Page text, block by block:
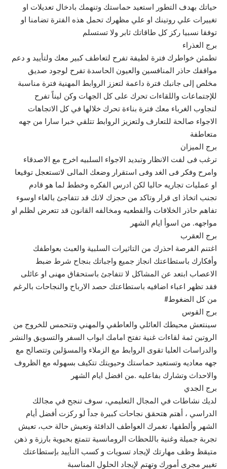
حياتك بهدف التطور استعيد حماستك وتنهمك بادخال تعديلات او
تغييرات علي روتينك او علي مظهرك تحمل هذه الفترة تضامنا او
توفقا نسبيا ركز كل طاقاتك ثابر ولا تستسلم
برج العذراء
تطمئن خواطرك فترة لطيفة تفرح لتعاطف كبير معك ولتأييد و دعم
مواقفك حاذر المنافسين والعيون الحاسدة تفرح لوجود صديق
مخلص إلى جانبك فترة داعمة لتعزز الروابط المهنية فترة مناسبة
للإجتماعات واللقاءات تحرك على كل الجهات وكن ليناً تفرح
لتجاوب الغرباء معك فترة بناءة تحرك خلالها في كل الاتجاهات
الاجواء صالحة للتعارف ولتعزيز الروابط تتلقي خبرا سارا من جهه
متعاطفة
برج الميزان
ترغب فى لفت الانظار وتبديد الاجواء السلبيه اخرج مع الاصدقاء
وامرح وفكر فى الغد وفى استقرار وضعك المالى لاتستعجل توقيعا
او عمليات تجاريه حاليا لكن ادرس الفكره وخطط لما هو قادم
تجنب اتخاذ اى قرار وتاكد من حجزك لانك قد تتفاجئ بالغاء اوسوء
تفاهم حاذر الخلافات والقطعيه ومخالفه القانون قد تتعرض لظلم او
مواجهه. من اسوأ ايام الشهر
برج العقرب
اغتنم الفرصة احذرك من التاثيرات السلبية والعبث بعواطفك
وأفكارك باستطاعتك انجاز جميع واجباتك بنجاح شرط ضبط
الاعصاب ابتعد عن المشاكل لا تتفاجئ باستحقاق مهنى او عائلى
فقد تظهر اعباء اضافيه باستطاعتك حصد الارباح والنجاحات بالرغم
من كل الضغوط#
برج القوس
سينتعش محيطك العائلي والعاطفي والمهني وتتحمس للخروج من
الروتين ثمة لقاءات غنية تفتح امامك ابواب السفر والتسويق والنشر
والدراسات العليا تقوى الروابط مع الزملاء والمسؤلين وتتصالح مع
جهه معاديه وتستعيد حماستك وحيويتك تتكيف بسهوله مع الظروف
والاحداث وتشارك بفاعليه .من افضل ايام الشهر
برج الجدي
لديك نشاطات في المجال التعليمي، سوف تنجح في مجالك
الدراسي ، أهتم هتحقق نجاحات كبيرة جداً لو ركزت أفضل أيام
الشهر وألطفها، تغمرك العواطف الدافئة وتعيش حالة حب، تعيش
تجربة جميلة وغنية باللحظات الرومانسية تتمتع بحيوية بارزة و ذهن
متيقظ وظف مهارتك لإيجاد تسويات و كسب التأييد بإستطاعتك
تغيير مجرى أمورك وتهتم لإيجاد الحلول المناسبة